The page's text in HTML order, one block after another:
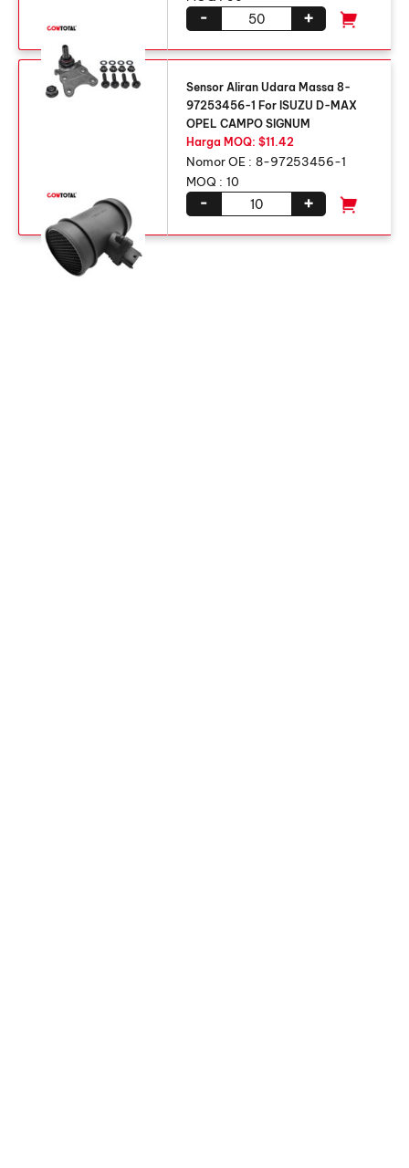
+
-
Sensor Aliran Udara Massa 8-
97253456-1 For ISUZU D-MAX
OPEL CAMPO SIGNUM
Harga MOQ: $11.42
Nomor OE : 8-97253456-1
MOQ : 10
+
-